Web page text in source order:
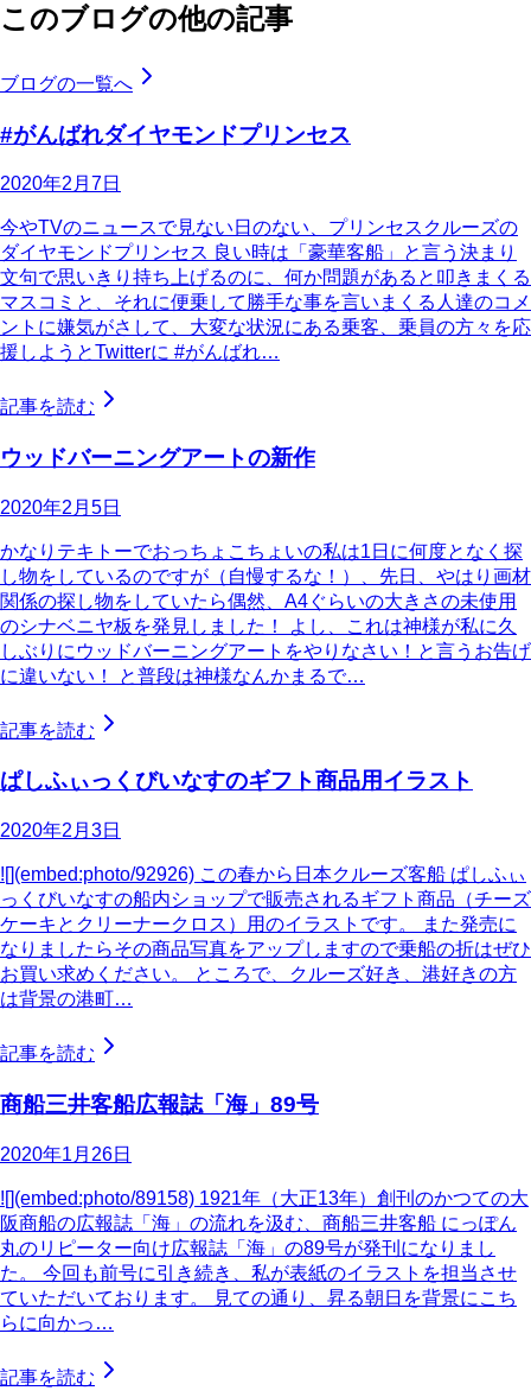
このブログの他の記事
ブログの一覧へ
#がんばれダイヤモンドプリンセス
2020年2月7日
今やTVのニュースで見ない日のない、プリンセスクルーズの
ダイヤモンドプリンセス 良い時は「豪華客船」と言う決まり
文句で思いきり持ち上げるのに、何か問題があると叩きまくる
マスコミと、それに便乗して勝手な事を言いまくる人達のコメ
ントに嫌気がさして、大変な状況にある乗客、乗員の方々を応
援しようとTwitterに #がんばれ…
記事を読む
ウッドバーニングアートの新作
2020年2月5日
かなりテキトーでおっちょこちょいの私は1日に何度となく探
し物をしているのですが（自慢するな！）、先日、やはり画材
関係の探し物をしていたら偶然、A4ぐらいの大きさの未使用
のシナベニヤ板を発見しました！ よし、これは神様が私に久
しぶりにウッドバーニングアートをやりなさい！と言うお告げ
に違いない！ と普段は神様なんかまるで…
記事を読む
ぱしふぃっくびいなすのギフト商品用イラスト
2020年2月3日
![](embed:photo/92926) この春から日本クルーズ客船 ぱしふぃ
っくびいなすの船内ショップで販売されるギフト商品（チーズ
ケーキとクリーナークロス）用のイラストです。 また発売に
なりましたらその商品写真をアップしますので乗船の折はぜひ
お買い求めください。 ところで、クルーズ好き、港好きの方
は背景の港町…
記事を読む
商船三井客船広報誌「海」89号
2020年1月26日
![](embed:photo/89158) 1921年（大正13年）創刊のかつての大
阪商船の広報誌「海」の流れを汲む、商船三井客船 にっぽん
丸のリピーター向け広報誌「海」の89号が発刊になりまし
た。 今回も前号に引き続き、私が表紙のイラストを担当させ
ていただいております。 見ての通り、昇る朝日を背景にこち
らに向かっ…
記事を読む